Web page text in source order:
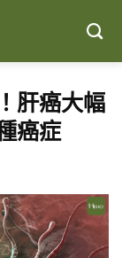
肝癌大幅
癌症